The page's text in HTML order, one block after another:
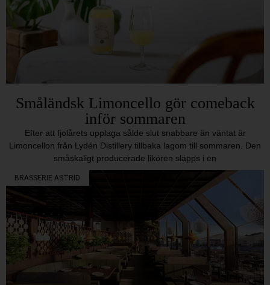
Småländsk Limoncello gör comeback
inför sommaren
Efter att fjolårets upplaga sålde slut snabbare än väntat är
Limoncellon från Lydén Distillery tillbaka lagom till sommaren. Den
småskaligt producerade likören släpps i en
BRASSERIE ASTRID